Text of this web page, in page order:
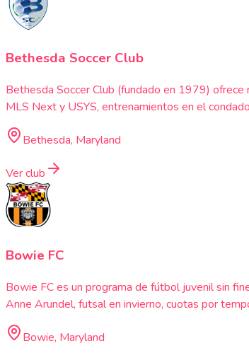
Bethesda Soccer Club
Bethesda Soccer Club (fundado en 1979)
MLS Next y USYS, entrenamientos en el
Bethesda, Maryland
Ver club
Bowie FC
Bowie FC es un programa de fútbol juvenil sin
Anne Arundel, futsal en invierno, cuotas por
Bowie, Maryland